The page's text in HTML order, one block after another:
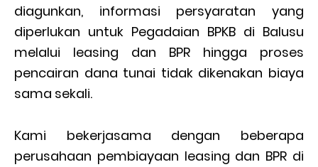
diagunkan, informasi persyaratan yang
diperlukan untuk Pegadaian BPKB di Balusu
melalui leasing dan BPR hingga proses
pencairan dana tunai tidak dikenakan biaya
sama sekali.
Kami bekerjasama dengan beberapa
perusahaan pembiayaan leasing dan BPR di